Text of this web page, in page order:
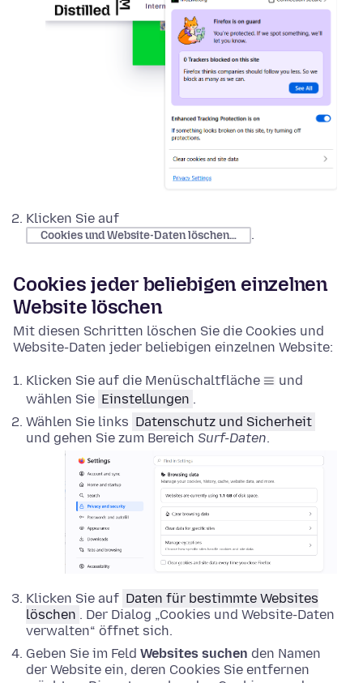
Klicken Sie auf
Cookies und Website-Daten löschen… .
Cookies jeder beliebigen einzelnen
Website löschen
Mit diesen Schritten löschen Sie die Cookies und
Website-Daten jeder beliebigen einzelnen Website:
Klicken Sie auf die Menüschaltfläche
und
wählen Sie Einstellungen .
Wählen Sie links Datenschutz und Sicherheit
und gehen Sie zum Bereich Surf-Daten.
Klicken Sie auf Daten für bestimmte Websites
löschen . Der Dialog „Cookies und Website-Daten
verwalten“ öffnet sich.
Geben Sie im Feld Websites suchen den Namen
der Website ein, deren Cookies Sie entfernen